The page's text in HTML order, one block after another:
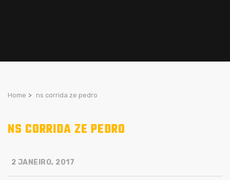
Home > ns corrida ze pedro
NS CORRIDA ZE PEDRO
2 JANEIRO, 2017